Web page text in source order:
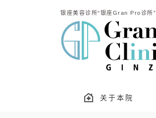
银座美容诊所“银座Gran Pro诊所”
关于本院